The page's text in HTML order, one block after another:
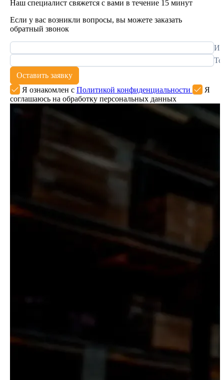
Наш специалист свяжется с вами в течение 15 минут
Если у вас возникли вопросы, вы можете заказать
обратный звонок
Оставить заявку
Я ознакомлен с Политикой конфиденциальности
Я
соглашаюсь на обработку персональных данных